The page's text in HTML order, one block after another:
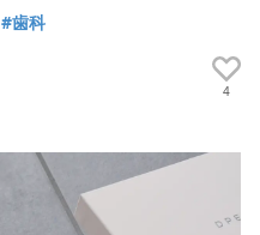
#歯科
4